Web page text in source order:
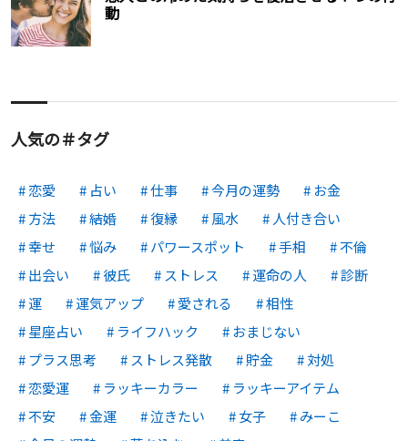
動
人気の＃タグ
恋愛 占い 仕事 今月の運勢
お金
方法
結婚 復縁 風水
人付き合い
幸せ
悩み パワースポット 手相
不倫
出会い
彼氏 ストレス 運命の人
診断
運
運気アップ 愛される
相性
星座占い
ライフハック
おまじない
プラス思考
ストレス発散 貯金
対処
恋愛運
ラッキーカラー
ラッキーアイテム
不安
金運 泣きたい 女子
みーこ